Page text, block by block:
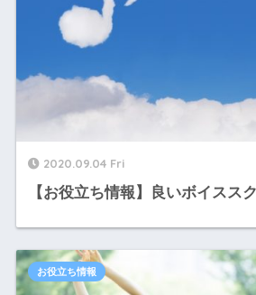
2020.09.04 Fri
【お役立ち情報】良いボイスス
お役立ち情報